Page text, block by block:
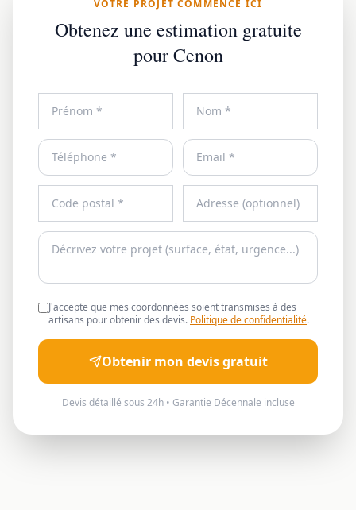
VOTRE PROJET COMMENCE ICI
Obtenez une estimation gratuite
pour Cenon
J'accepte que mes coordonnées soient transmises à des
artisans pour obtenir des devis. Politique de confidentialité.
Obtenir mon devis gratuit
Devis détaillé sous 24h • Garantie Décennale incluse